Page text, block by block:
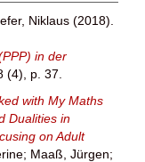
Niklaus (2018).
in der
(4), p. 37.
with My Maths
Dualities in
on Adult
; Maaß, Jürgen;